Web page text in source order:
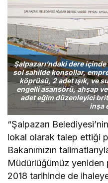
Şalpazarı’ndaki dere
sol sahilde konsollar,
köprüsü, 2 adet ışık, ve
engelli asansörü, ahşap
adet eğim düzenleyici
inşa
“Şalpazarı
lokal olarak talep ettiği
Bakanımızın
Müdürlüğümüz
2018 tarihinde de